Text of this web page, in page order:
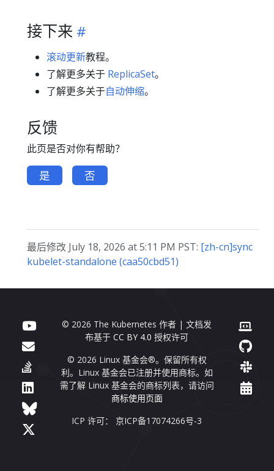
接下来
滚动更新教程。
了解更多关于 ReplicaSet。
了解更多关于自动伸缩。
反馈
此页是否对你有帮助？
是 否
最后修改 July 18, 2026 at 5:11 PM PST: [zh-cn]sync
kubelet-standalone (caa50cbd51)
© 2026 The Kubernetes 作者 | 文档发
布基于CC BY 4.0 授权许可
© 2026 Linux 基金会®。保留所有权
利。Linux 基金会已注册并使用商标。如
需了解 Linux 基金会的商标列表，请访问
商标使用页面
ICP 许可： 京ICP备17074266号-3